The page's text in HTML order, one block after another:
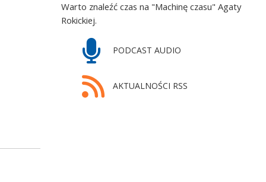
Warto znaleźć czas na "Machinę czasu" Agaty
Rokickiej.
PODCAST AUDIO
AKTUALNOŚCI RSS